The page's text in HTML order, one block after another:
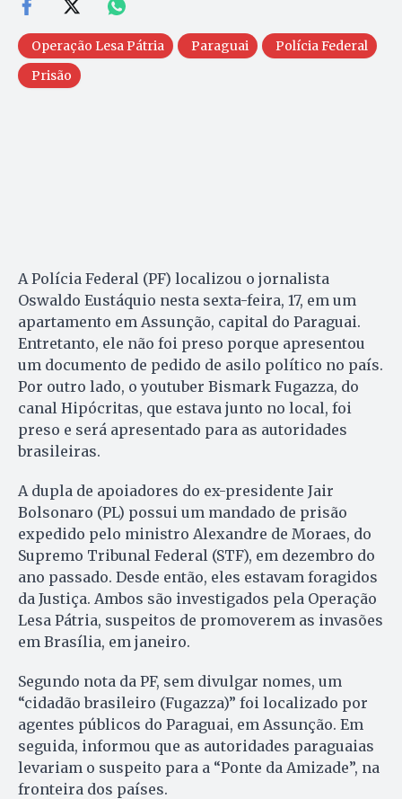
Operação Lesa Pátria Paraguai
Polícia Federal
Prisão
A Polícia Federal (PF) localizou o jornalista
Oswaldo Eustáquio nesta sexta-feira, 17, em um
apartamento em Assunção, capital do Paraguai.
Entretanto, ele não foi preso porque apresentou
um documento de pedido de asilo político no país.
Por outro lado, o youtuber Bismark Fugazza, do
canal Hipócritas, que estava junto no local, foi
preso e será apresentado para as autoridades
brasileiras.
A dupla de apoiadores do ex-presidente Jair
Bolsonaro (PL) possui um mandado de prisão
expedido pelo ministro Alexandre de Moraes, do
Supremo Tribunal Federal (STF), em dezembro do
ano passado. Desde então, eles estavam foragidos
da Justiça. Ambos são investigados pela Operação
Lesa Pátria, suspeitos de promoverem as invasões
em Brasília, em janeiro.
Segundo nota da PF, sem divulgar nomes, um
“cidadão brasileiro (Fugazza)” foi localizado por
agentes públicos do Paraguai, em Assunção. Em
seguida, informou que as autoridades paraguaias
levariam o suspeito para a “Ponte da Amizade”, na
fronteira dos países.